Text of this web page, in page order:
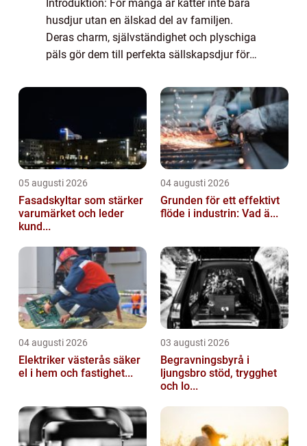
Introduktion: För många är katter inte bara
husdjur utan en älskad del av familjen.
Deras charm, självständighet och plyschiga
päls gör dem till perfekta sällskapsdjur för
mycket vet vi egentligen om våra fyrbenta...
05 augusti 2026
Fasadskyltar som stärker
varumärket och leder
kund...
04 augusti 2026
Grunden för ett effektivt
flöde i industrin: Vad ä...
04 augusti 2026
Elektriker västerås säker
el i hem och fastighet...
03 augusti 2026
Begravningsbyrå i
ljungsbro stöd, trygghet
och lo...